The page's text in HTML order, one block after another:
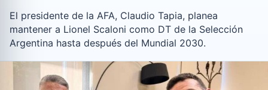
El presidente de la AFA, Claudio Tapia, planea
mantener a Lionel Scaloni como DT de la Selección
Argentina hasta después del Mundial 2030.